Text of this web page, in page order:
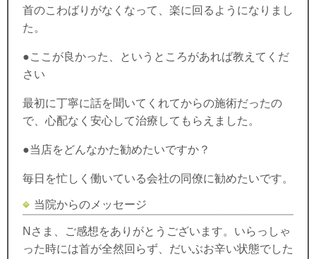
首のこわばりがなくなって、楽に回るようになりまし
た。
●ここが良かった、というところがあれば教えてくだ
さい
最初に丁寧に話を聞いてくれてからの施術だったの
で、心配なく安心して治療してもらえました。
●当店をどんなかた勧めたいですか？
毎日を忙しく働いている会社の同僚に勧めたいです。
当院からのメッセージ
Nさま、ご感想をありがとうございます。いらっしゃ
った時には首が全然回らず、だいぶお辛い状態でした